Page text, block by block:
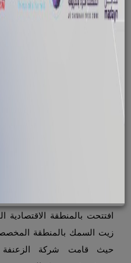
November 13, 2022
افتتحت بالمنطقة الاقتصادية
زيت السمك بالمنطقة
حيث قامت شركة الزعنفة